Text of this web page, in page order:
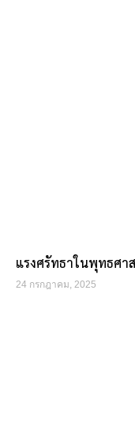
แรงศรัทธาในพุทธศ
24 กรกฎาคม, 2025